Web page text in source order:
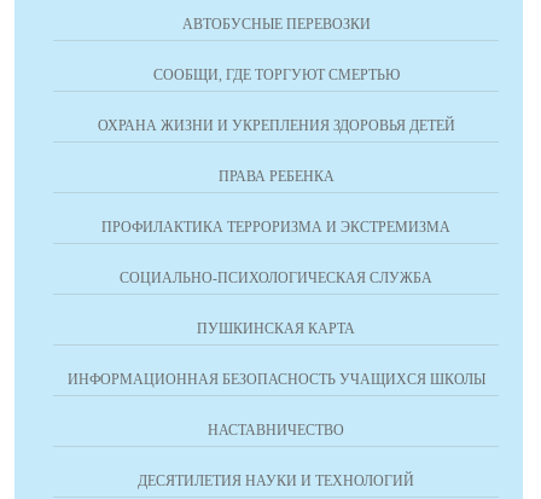
АВТОБУСНЫЕ ПЕРЕВОЗКИ
СООБЩИ, ГДЕ ТОРГУЮТ СМЕРТЬЮ
ОХРАНА ЖИЗНИ И УКРЕПЛЕНИЯ ЗДОРОВЬЯ ДЕТЕЙ
ПРАВА РЕБЕНКА
ПРОФИЛАКТИКА ТЕРРОРИЗМА И ЭКСТРЕМИЗМА
СОЦИАЛЬНО-ПСИХОЛОГИЧЕСКАЯ СЛУЖБА
ПУШКИНСКАЯ КАРТА
ИНФОРМАЦИОННАЯ БЕЗОПАСНОСТЬ УЧАЩИХСЯ ШКОЛЫ
НАСТАВНИЧЕСТВО
ДЕСЯТИЛЕТИЯ НАУКИ И ТЕХНОЛОГИЙ